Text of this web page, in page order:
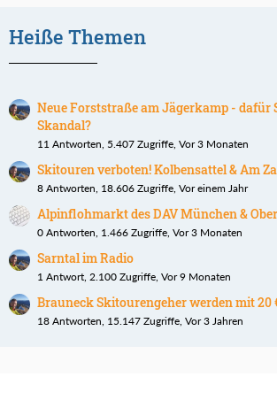
Heiße Themen
Neue Forststraße am Jägerkamp - dafür
Skandal?
11 Antworten, 5.407 Zugriffe, Vor 3 Monaten
Skitouren verboten! Kolbensattel & Am
8 Antworten, 18.606 Zugriffe, Vor einem Jahr
Alpinflohmarkt des DAV München &
0 Antworten, 1.466 Zugriffe, Vor 3 Monaten
Sarntal im Radio
1 Antwort, 2.100 Zugriffe, Vor 9 Monaten
Brauneck Skitourengeher werden mit 20
18 Antworten, 15.147 Zugriffe, Vor 3 Jahren